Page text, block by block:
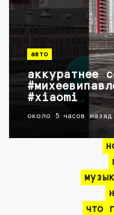
авто
аккуратнее
#xiaomi
около 5 часов назад
что